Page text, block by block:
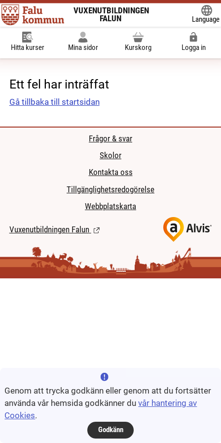
VUXENUTBILDNINGEN
FALUN
Language
Hitta kurser Mina sidor Kurskorg Logga in
Ett fel har inträffat
Gå tillbaka till startsidan
Frågor & svar
Skolor
Kontakta oss
Tillgänglighetsredogörelse
Webbplatskarta
Vuxenutbildningen Falun (Länk till extern sida.)
Genom att trycka godkänn eller genom att du fortsätter
använda vår hemsida godkänner duvår hantering av
Cookies.
Godkänn